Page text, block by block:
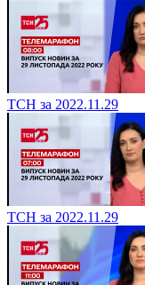
ТСН за 2022.11.29
ТСН за 2022.11.29